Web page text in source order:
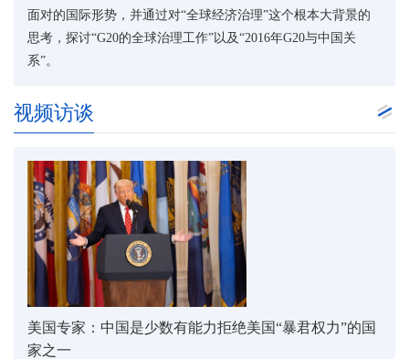
面对的国际形势，并通过对“全球经济治理”这个根本大背景的
思考，探讨“G20的全球治理工作”以及“2016年G20与中国关
系”。
视频访谈
美国专家：中国是少数有能力拒绝美国“暴君权力”的国
家之一